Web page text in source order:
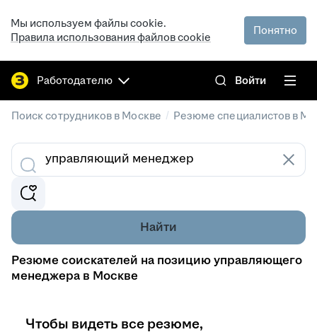
Мы используем файлы cookie.
Правила использования файлов cookie
Понятно
Работодателю Войти
Поиск сотрудников в Москве / Резюме специалистов в
Найти
Резюме соискателей на позицию управляющего
менеджера в Москве
Чтобы видеть все резюме,